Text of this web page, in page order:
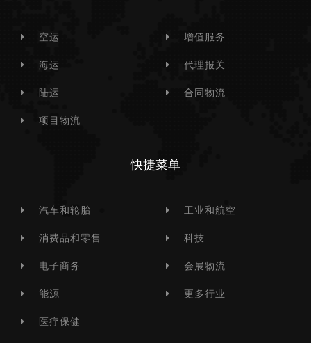
空运
海运
陆运
项目物流
增值服务
代理报关
合同物流
快捷菜单
汽车和轮胎
消费品和零售
电子商务
能源
医疗保健
工业和航空
科技
会展物流
更多行业